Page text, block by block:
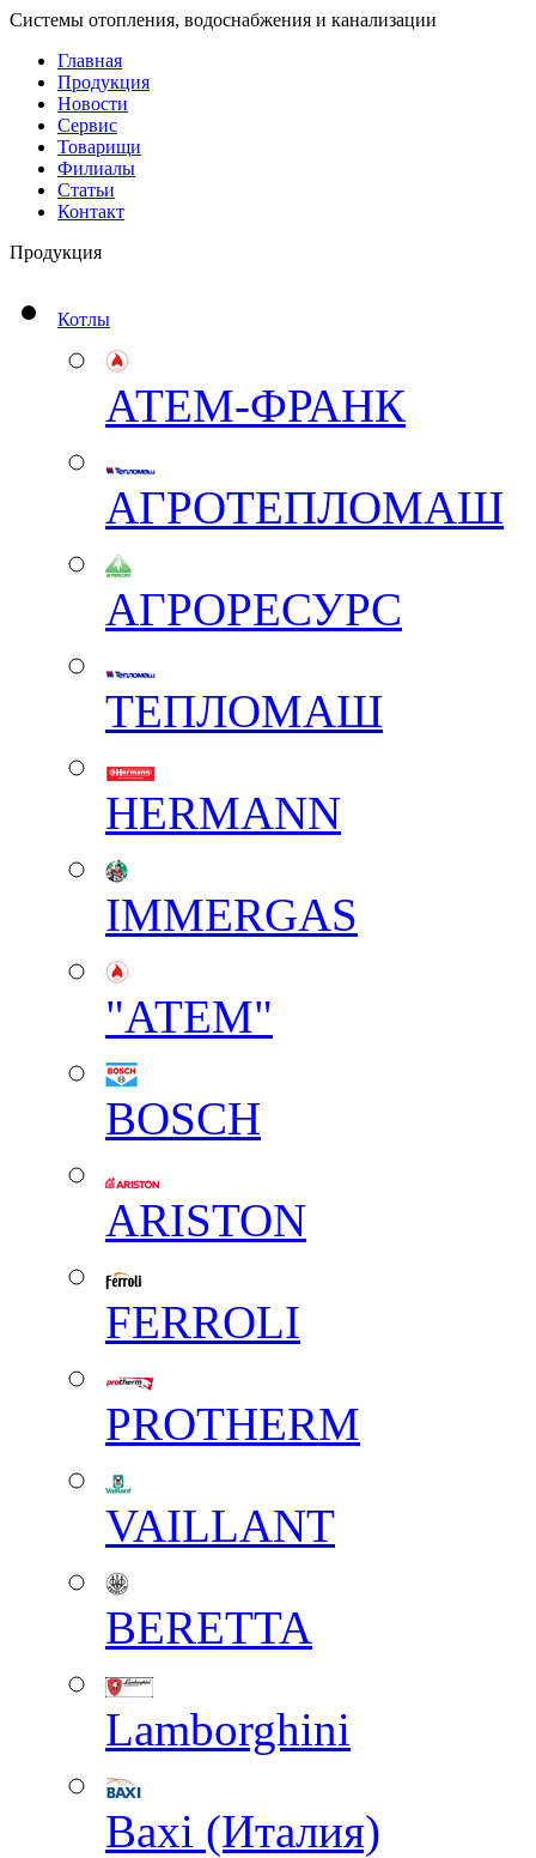
Системы отопления, водоснабжения и канализации
Главная
Продукция
Новости
Сервис
Товарищи
Филиалы
Статьи
Контакт
Продукция
Котлы
АТЕМ-ФРАНК
АГРОТЕПЛОМАШ
АГРОРЕСУРС
ТЕПЛОМАШ
HERMANN
IMMERGAS
"АТЕМ"
BOSCH
ARISTON
FERROLI
PROTHERM
VAILLANT
BERETTA
Lamborghini
Baxi (Италия)